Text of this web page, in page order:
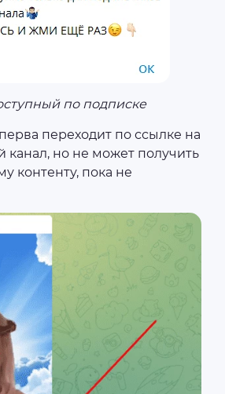
по подписке
переходит по ссылке на
но не может получить
контенту, пока не